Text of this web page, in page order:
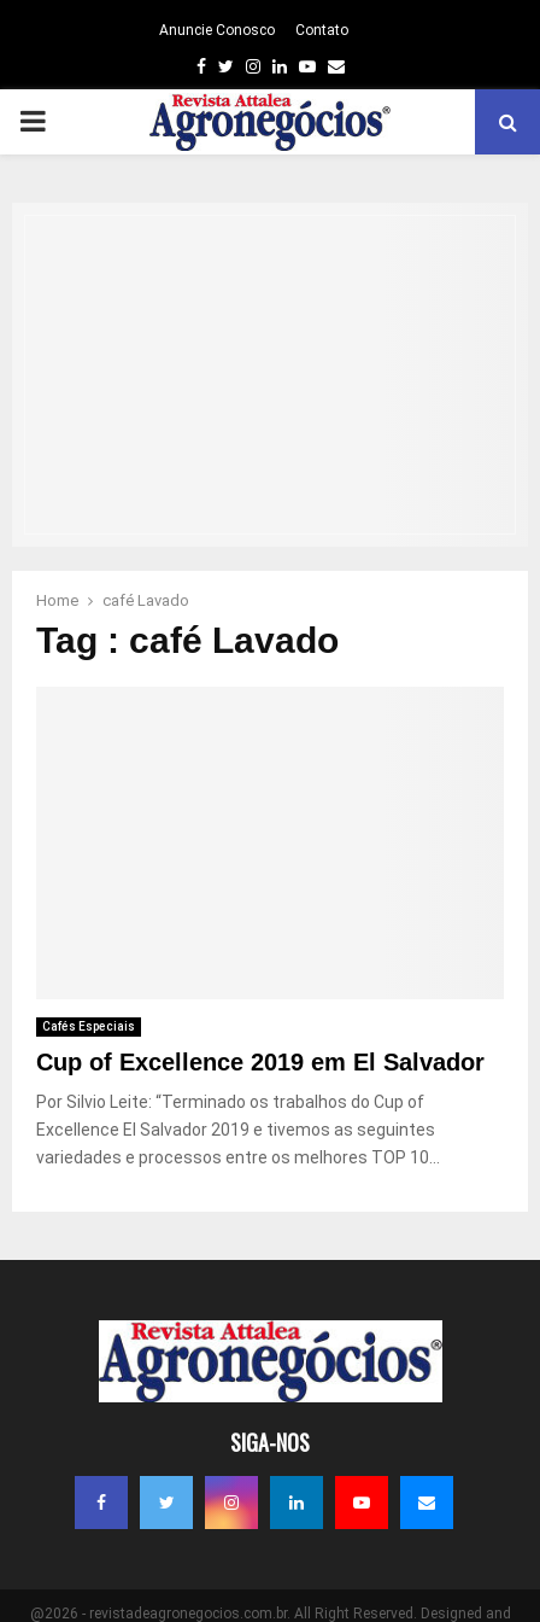
Anuncie Conosco Contato
Facebook
TwitterInstagram
LinkedinYoutube
Email
PRIMARY
Home café Lavado
Tag : café Lavado
Cafés Especiais
Cup of Excellence 2019 em El Salvador
Por Silvio Leite: “Terminado os trabalhos do Cup of
Excellence El Salvador 2019 e tivemos as seguintes
variedades e processos entre os melhores TOP 10...
SIGA-NOS
@2026 - revistadeagronegocios.com.br. All Right Reserved. Designed and